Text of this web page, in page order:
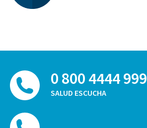
0 800 4444 999
SALUD ESCUCHA